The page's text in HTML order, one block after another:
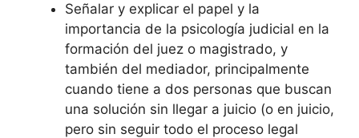
Señalar y explicar el papel y la
importancia de la psicología judicial en la
formación del juez o magistrado, y
también del mediador, principalmente
cuando tiene a dos personas que buscan
una solución sin llegar a juicio (o en juicio,
pero sin seguir todo el proceso legal